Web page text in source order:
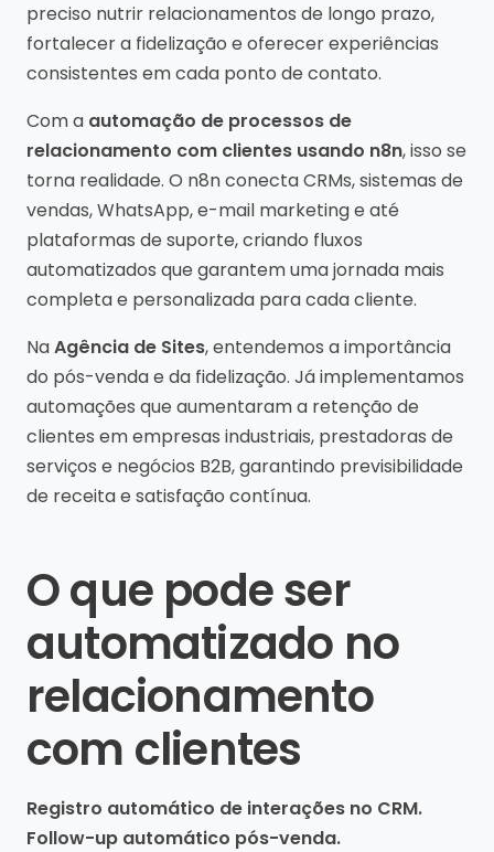
preciso nutrir relacionamentos de longo prazo,
fortalecer a fidelização e oferecer experiências
consistentes em cada ponto de contato.
Com a automação de processos de
relacionamento com clientes usando n8n, isso se
torna realidade. O n8n conecta CRMs, sistemas de
vendas, WhatsApp, e-mail marketing e até
plataformas de suporte, criando fluxos
automatizados que garantem uma jornada mais
completa e personalizada para cada cliente.
NaAgência de Sites, entendemos a importância
do pós-venda e da fidelização. Já implementamos
automações que aumentaram a retenção de
clientes em empresas industriais, prestadoras de
serviços e negócios B2B, garantindo previsibilidade
de receita e satisfação contínua.
O que pode ser
automatizado no
relacionamento
com clientes
Registro automático de interações no CRM.
Follow-up automático pós-venda.